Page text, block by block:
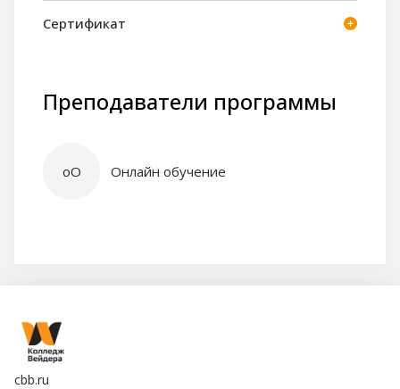
Сертификат
Преподаватели программы
оО Онлайн обучение
cbb.ru